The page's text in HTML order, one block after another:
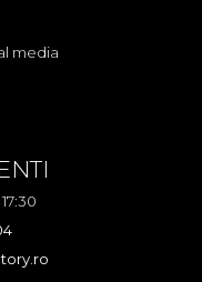
media